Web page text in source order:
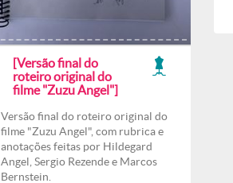
[Versão final do
roteiro original do
filme "Zuzu Angel"]
Versão final do roteiro original do
filme "Zuzu Angel", com rubrica e
anotações feitas por Hildegard
Angel, Sergio Rezende e Marcos
Bernstein.